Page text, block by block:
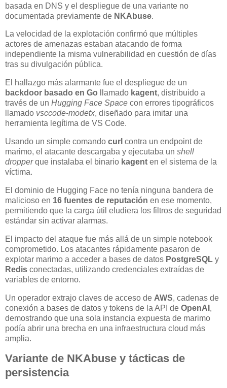
basada en DNS y el despliegue de una variante no
documentada previamente de NKAbuse.
La velocidad de la explotación confirmó que múltiples
actores de amenazas estaban atacando de forma
independiente la misma vulnerabilidad en cuestión de días
tras su divulgación pública.
El hallazgo más alarmante fue el despliegue de un
backdoor basado en Go llamado kagent, distribuido a
través de un Hugging Face Space con errores tipográficos
llamado vsccode-modetx, diseñado para imitar una
herramienta legítima de VS Code.
Usando un simple comando curl contra un endpoint de
marimo, el atacante descargaba y ejecutaba un shell
dropperque instalaba el binario kagent en el sistema de la
víctima.
El dominio de Hugging Face no tenía ninguna bandera de
malicioso en 16 fuentes de reputación en ese momento,
permitiendo que la carga útil eludiera los filtros de seguridad
estándar sin activar alarmas.
El impacto del ataque fue más allá de un simple notebook
comprometido. Los atacantes rápidamente pasaron de
explotar marimo a acceder a bases de datos PostgreSQL y
Redis conectadas, utilizando credenciales extraídas de
variables de entorno.
Un operador extrajo claves de acceso de AWS, cadenas de
conexión a bases de datos y tokens de la API de OpenAI ,
demostrando que una sola instancia expuesta de marimo
podía abrir una brecha en una infraestructura cloud más
amplia.
Variante de NKAbuse y tácticas de
persistencia